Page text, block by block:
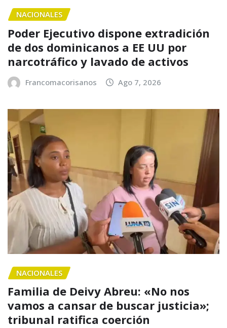
NACIONALES
Poder Ejecutivo dispone extradición
de dos dominicanos a EE UU por
narcotráfico y lavado de activos
Francomacorisanos Ago 7, 2026
NACIONALES
Familia de Deivy Abreu: «No nos
vamos a cansar de buscar justicia»;
tribunal ratifica coerción